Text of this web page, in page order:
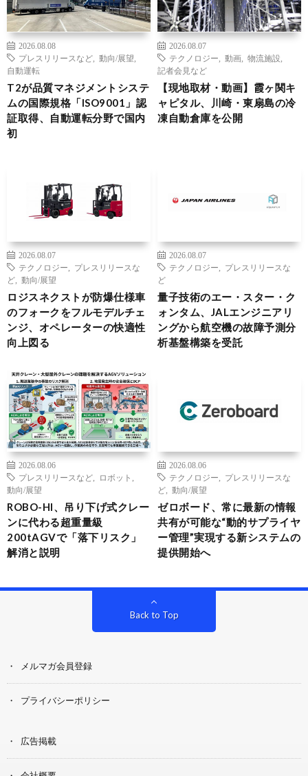
2026.08.08
プレスリリースなど
動向/展望
自動運転
T2が品質マネジメントシステ
ムの国際規格「ISO9001」認
証取得、自動運転分野で国内
初
2026.08.07
テクノロジー
動画 物流施設
記者会見など
【現地取材・動画】霞ヶ関キ
ャピタル、川崎・東扇島の冷
凍自動倉庫を公開
2026.08.07
テクノロジー
プレスリリースな
ど
動向/展望
ロジスネクストが防爆仕様車
のフォークをフルモデルチェ
ンジ、オペレーターの快適性
向上図る
2026.08.07
テクノロジー
プレスリリースな
ど
量子技術のエー・スター・ク
ォンタム、JALエンジニアリ
ングから航空機の故障予測分
析基盤構築を受託
2026.08.06
プレスリリースなど
ロボット
動向/展望
ROBO-HI、吊り下げ式クレー
ンに代わる超重量級
200tAGVで「落下リスク」
解消と説明
2026.08.06
テクノロジー
プレスリリースな
ど
動向/展望
ゼロボード、常に最新の情報
共有が可能な“動的サプライヤ
ー管理”実現する新システムの
提供開始へ
Back to Top
メルマガ会員登録
プライバシーポリシー
広告掲載